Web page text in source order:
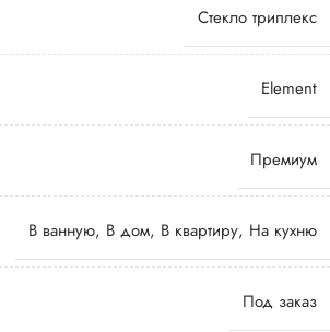
Стекло триплекс
Element
Премиум
В ванную, В дом, В квартиру, На кухню
Под заказ